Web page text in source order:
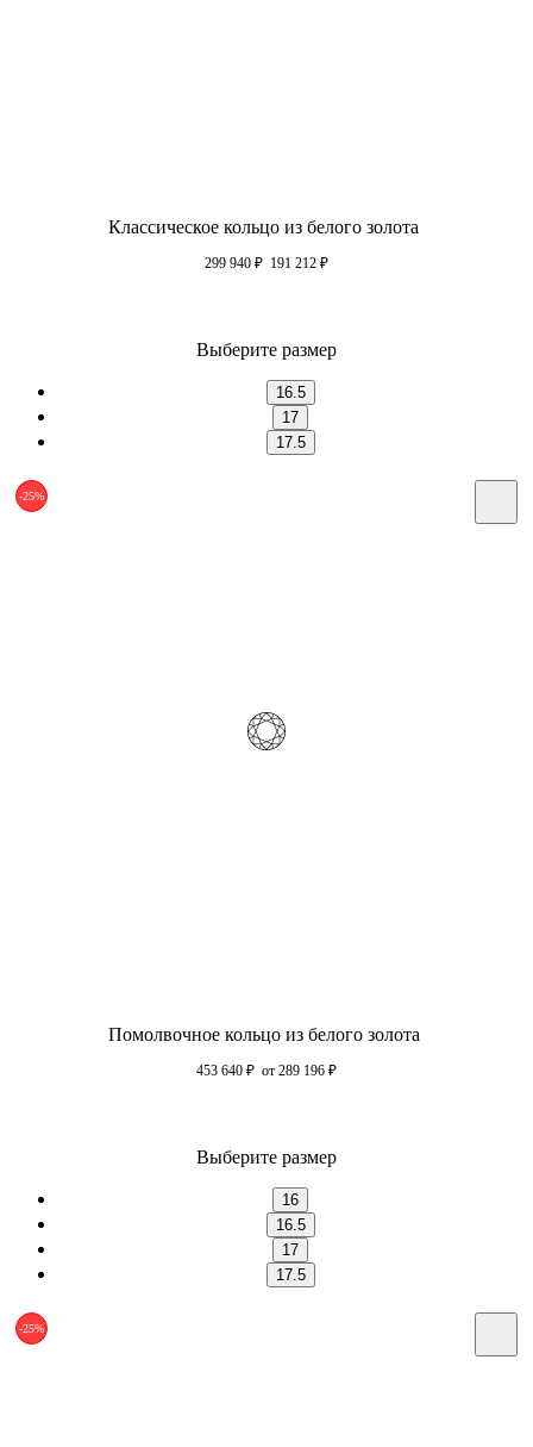
Классическое кольцо из белого золота
299 940 ₽ 191 212 ₽
Выберите размер
16.5
17
17.5
-25%
Помолвочное кольцо из белого золота
453 640 ₽ от 289 196 ₽
Выберите размер
16
16.5
17
17.5
-25%